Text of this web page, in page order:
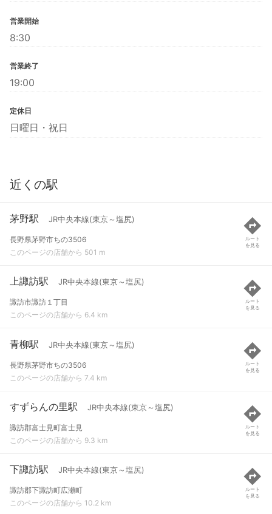
営業開始
8:30
営業終了
19:00
定休日
日曜日・祝日
近くの駅
茅野駅 JR中央本線(東京～塩尻)
長野県茅野市ちの3506
このページの店舗から 501 m
ルート
を見る
上諏訪駅 JR中央本線(東京～塩尻)
諏訪市諏訪１丁目
このページの店舗から 6.4 km
ルート
を見る
青柳駅 JR中央本線(東京～塩尻)
長野県茅野市ちの3506
このページの店舗から 7.4 km
ルート
を見る
すずらんの里駅 JR中央本線(東京～塩尻)
諏訪郡富士見町富士見
このページの店舗から 9.3 km
ルート
を見る
下諏訪駅 JR中央本線(東京～塩尻)
諏訪郡下諏訪町広瀬町
このページの店舗から 10.2 km
ルート
を見る